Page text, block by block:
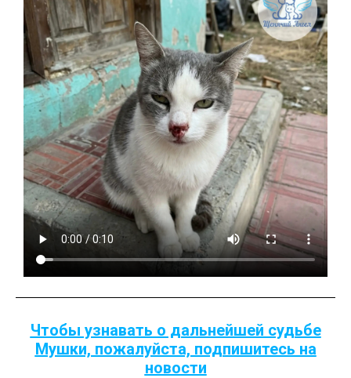
Чтобы узнавать о дальнейшей судьбе
Мушки, пожалуйста, подпишитесь на
новости